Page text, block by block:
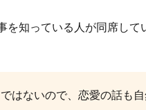
を知っている人が同席し
はないので、恋愛の話も